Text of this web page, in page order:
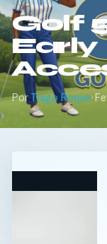
Golf
Early
PorTiago Roque·